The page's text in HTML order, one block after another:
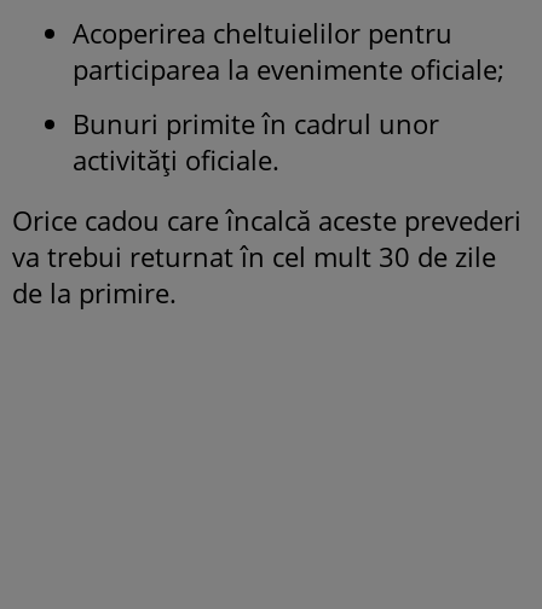
Acoperirea cheltuielilor pentru
participarea la evenimente oficiale;
Bunuri primite în cadrul unor
activități oficiale.
Orice cadou care încalcă aceste prevederi
va trebui returnat în cel mult 30 de zile
de la primire.